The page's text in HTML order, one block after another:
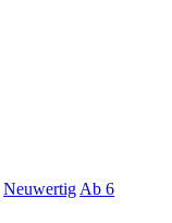
Neuwertig Ab 6